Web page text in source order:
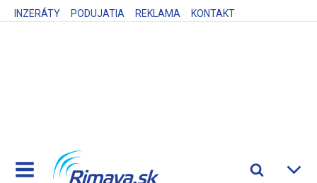
INZERÁTY PODUJATIA REKLAMA KONTAKT